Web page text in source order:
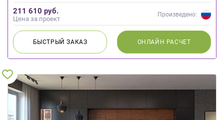
кость
211 610 руб.
Цена за проект
Произведено:
БЫСТРЫЙЗАКАЗ ОНЛАЙН РАСЧЕТ